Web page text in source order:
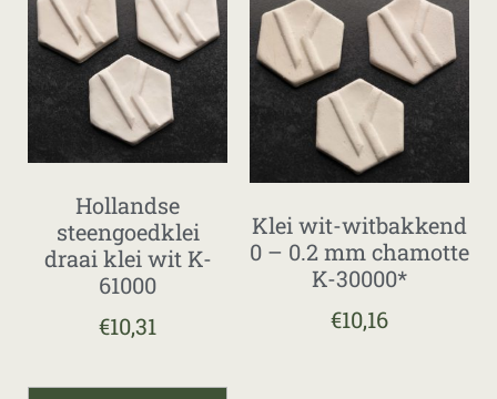
Hollandse
steengoedklei
draai klei wit K-
61000
€10,31
Klei wit-witbakkend
0 – 0.2 mm chamotte
K-30000*
€10,16